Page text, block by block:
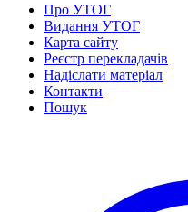
Про УТОГ
Видання УТОГ
Карта сайту
Реєстр перекладачів
Надіслати матеріал
Контакти
Пошук